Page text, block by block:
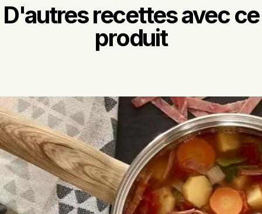
D'autres recettes avec ce
produit